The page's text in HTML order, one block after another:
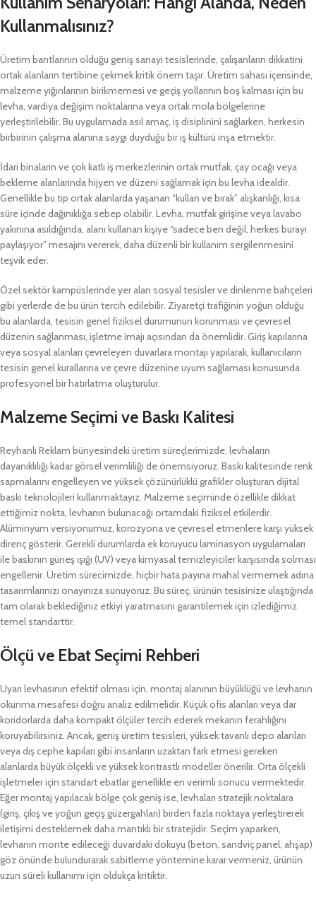
Kullanmalısınız?
Üretim bantlarının olduğu geniş sanayi tesislerinde, çalışanların dikkatini
ortak alanların tertibine çekmek kritik önem taşır. Üretim sahası içerisinde,
malzeme yığınlarının birikmemesi ve geçiş yollarının boş kalması için bu
levha, vardiya değişim noktalarına veya ortak mola bölgelerine
yerleştirilebilir. Bu uygulamada asıl amaç, iş disiplinini sağlarken, herkesin
birbirinin çalışma alanına saygı duyduğu bir iş kültürü inşa etmektir.
İdari binaların ve çok katlı iş merkezlerinin ortak mutfak, çay ocağı veya
bekleme alanlarında hijyen ve düzeni sağlamak için bu levha idealdir.
Genellikle bu tip ortak alanlarda yaşanan “kullan ve bırak” alışkanlığı, kısa
süre içinde dağınıklığa sebep olabilir. Levha, mutfak girişine veya lavabo
yakınına asıldığında, alanı kullanan kişiye “sadece ben değil, herkes burayı
paylaşıyor” mesajını vererek, daha düzenli bir kullanım sergilenmesini
teşvik eder.
Özel sektör kampüslerinde yer alan sosyal tesisler ve dinlenme bahçeleri
gibi yerlerde de bu ürün tercih edilebilir. Ziyaretçi trafiğinin yoğun olduğu
bu alanlarda, tesisin genel fiziksel durumunun korunması ve çevresel
düzenin sağlanması, işletme imajı açısından da önemlidir. Giriş kapılarına
veya sosyal alanları çevreleyen duvarlara montajı yapılarak, kullanıcıların
tesisin genel kurallarına ve çevre düzenine uyum sağlaması konusunda
profesyonel bir hatırlatma oluşturulur.
Malzeme Seçimi ve Baskı Kalitesi
Reyhanlı Reklam bünyesindeki üretim süreçlerimizde, levhaların
dayanıklılığı kadar görsel verimliliği de önemsiyoruz. Baskı kalitesinde renk
sapmalarını engelleyen ve yüksek çözünürlüklü grafikler oluşturan dijital
baskı teknolojileri kullanmaktayız. Malzeme seçiminde özellikle dikkat
ettiğimiz nokta, levhanın bulunacağı ortamdaki fiziksel etkilerdir.
Alüminyum versiyonumuz, korozyona ve çevresel etmenlere karşı yüksek
direnç gösterir. Gerekli durumlarda ek koruyucu laminasyon uygulamaları
ile baskının güneş ışığı (UV) veya kimyasal temizleyiciler karşısında solması
engellenir. Üretim sürecimizde, hiçbir hata payına mahal vermemek adına
tasarımlarınızı onayınıza sunuyoruz. Bu süreç, ürünün tesisinize ulaştığında
tam olarak beklediğiniz etkiyi yaratmasını garantilemek için izlediğimiz
temel standarttır.
Ölçü ve Ebat Seçimi Rehberi
Uyarı levhasının efektif olması için, montaj alanının büyüklüğü ve levhanın
okunma mesafesi doğru analiz edilmelidir. Küçük ofis alanları veya dar
koridorlarda daha kompakt ölçüler tercih ederek mekanın ferahlığını
koruyabilirsiniz. Ancak, geniş üretim tesisleri, yüksek tavanlı depo alanları
veya dış cephe kapıları gibi insanların uzaktan fark etmesi gereken
alanlarda büyük ölçekli ve yüksek kontrastlı modeller önerilir. Orta ölçekli
işletmeler için standart ebatlar genellikle en verimli sonucu vermektedir.
Eğer montaj yapılacak bölge çok geniş ise, levhaları stratejik noktalara
(giriş, çıkış ve yoğun geçiş güzergahları) birden fazla noktaya yerleştirerek
iletişimi desteklemek daha mantıklı bir stratejidir. Seçim yaparken,
levhanın monte edileceği duvardaki dokuyu (beton, sandviç panel, ahşap)
göz önünde bulundurarak sabitleme yöntemine karar vermeniz, ürünün
uzun süreli kullanımı için oldukça kritiktir.